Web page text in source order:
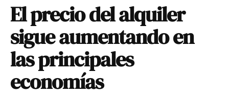
El precio del alquiler
sigue aumentando en
las principales
economías